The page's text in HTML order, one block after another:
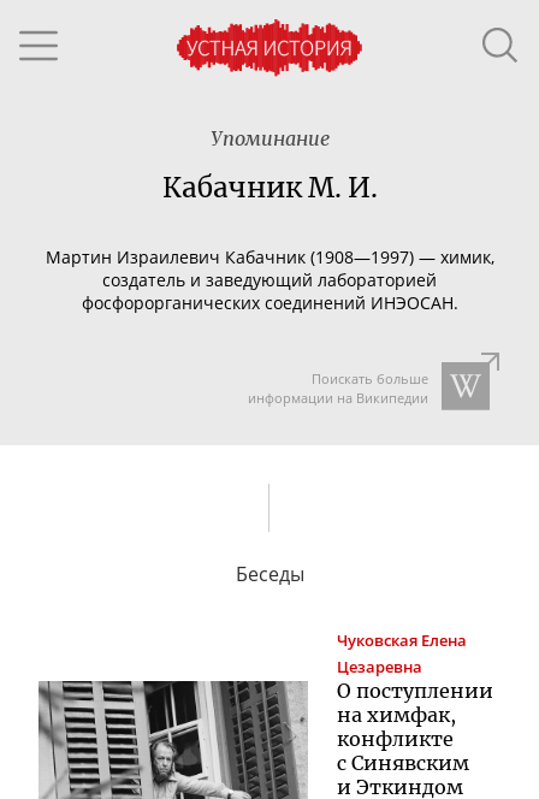
Упоминание
Кабачник М. И.
Мартин Израилевич Кабачник (1908—1997) — химик,
создатель и заведующий лабораторией
фосфорорганических соединений ИНЭОСАН.
Поискать больше
информации на Википедии
Беседы
Чуковская Елена
Цезаревна
О поступлении
на химфак,
конфликте
с Синявским
и Эткиндом